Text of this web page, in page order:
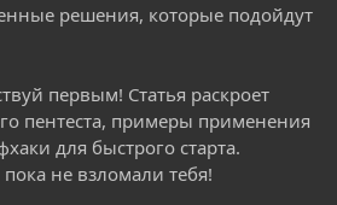
решения, которые подойдут
первым! Статья раскроет
пентеста, примеры применения
для быстрого старта.
не взломали тебя!